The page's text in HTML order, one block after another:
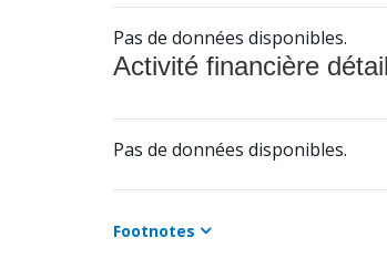
Pas de données disponibles.
Activité financière
Pas de données disponibles.
Footnotes